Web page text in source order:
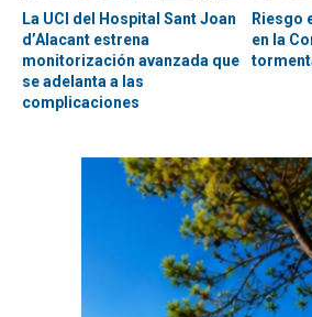
La UCI del Hospital Sant Joan
d’Alacant estrena
monitorización avanzada que
se adelanta a las
complicaciones
Riesgo
en la